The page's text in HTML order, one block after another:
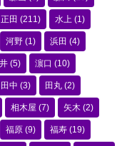
正田 (211) 水上 (1)
河野 (1) 浜田 (4)
(5) 濵口 (10)
田中 (3) 田丸 (2)
相木屋 (7) 矢木 (2)
福原 (9) 福寿 (19)